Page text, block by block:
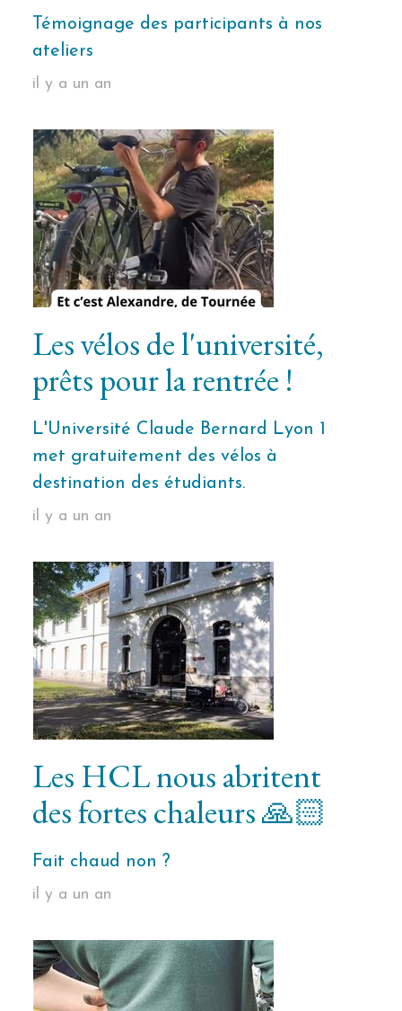
Témoignage des participants à nos
ateliers
il y a un an
Les vélos de l'université,
prêts pour la rentrée !
L'Université Claude Bernard Lyon 1
met gratuitement des vélos à
destination des étudiants.
il y a un an
Les HCL nous abritent
des fortes chaleurs 🙏🏻
Fait chaud non ?
il y a un an